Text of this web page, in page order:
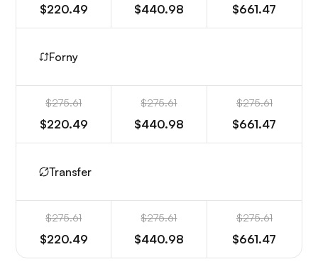
$220.49 $440.98 $661.47
Forny
$275.61
$220.49
$275.61
$440.98
$275.61
$661.47
Transfer
$275.61
$220.49
$275.61
$440.98
$275.61
$661.47